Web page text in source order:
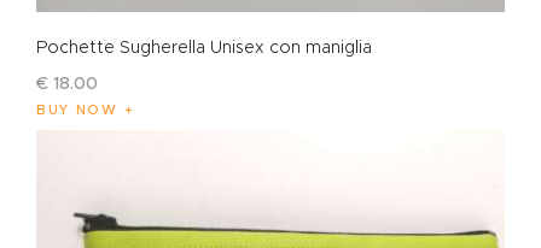
Pochette Sugherella Unisex con maniglia
€ 18.00
BUY NOW